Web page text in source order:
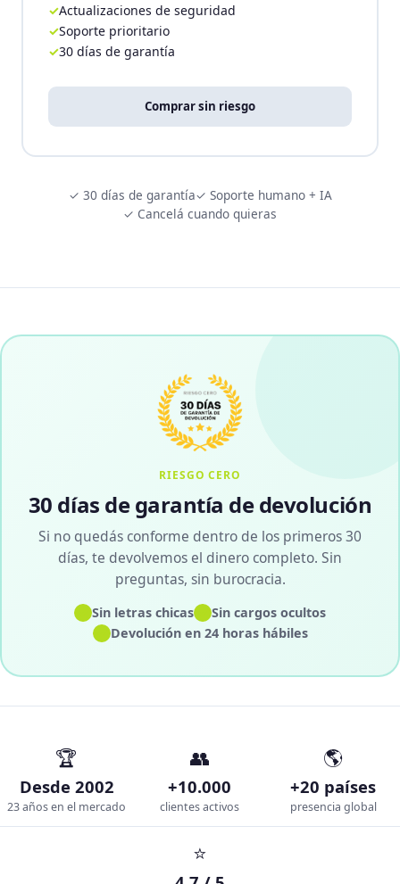
Actualizaciones de seguridad
Soporte prioritario
30 días de garantía
Comprar sin riesgo
✓ 30 días de garantía✓ Soporte humano + IA
✓ Cancelá cuando quieras
RIESGO CERO
30 días de garantía de devolución
Si no quedás conforme dentro de los primeros 30
días, te devolvemos el dinero completo. Sin
preguntas, sin burocracia.
✓Sin letras chicas✓Sin cargos ocultos
✓Devolución en 24 horas hábiles
🏆
Desde 2002
23 años en el mercado
👥
+10.000
clientes activos
🌎
+20 países
presencia global
⭐